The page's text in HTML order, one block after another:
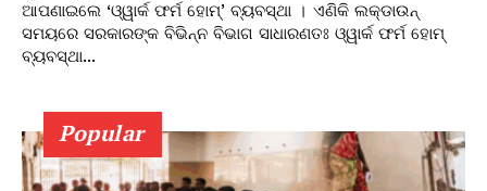
ଆପଣାଇଲେ ‘ଓ୍ୱାର୍କ ଫର୍ମ ହୋମ୍’ ବ୍ୟବସ୍ଥା । ଏଣିକି ଲକ୍‌ଡାଉନ୍
ସମୟରେ ସରକାରଙ୍କ ବିଭିନ୍ନ ବିଭାଗ ସାଧାରଣତଃ ଓ୍ୱାର୍କ ଫର୍ମ ହୋମ୍
ବ୍ୟବସ୍ଥା...
Popular